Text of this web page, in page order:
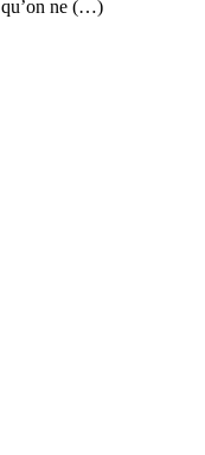
qu’on ne (…)